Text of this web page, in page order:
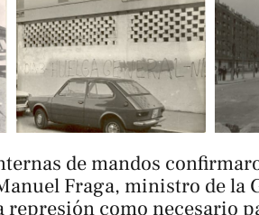
de mandos
Fraga, ministro de la
represión como necesario